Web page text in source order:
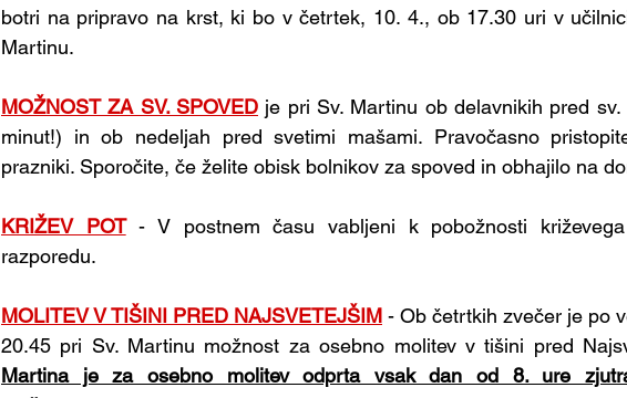
botri na pripravo na krst, ki bo v četrtek, 10. 4., ob 17.30 uri v
Martinu.
MOŽNOST ZA SV. SPOVED je pri Sv. Martinu ob delavnikih pred
minut!) in ob nedeljah pred svetimi mašami. Pravočasno
prazniki. Sporočite, če želite obisk bolnikov za spoved in obhajilo na
KRIŽEV POT - V postnem času vabljeni k pobožnosti
razporedu.
MOLITEV V TIŠINI PRED NAJSVETEJŠIM - Ob četrtkih zvečer je po
20.45 pri Sv. Martinu možnost za osebno molitev v tišini pred
Martina je za osebno molitev odprta vsak dan od 8. ure